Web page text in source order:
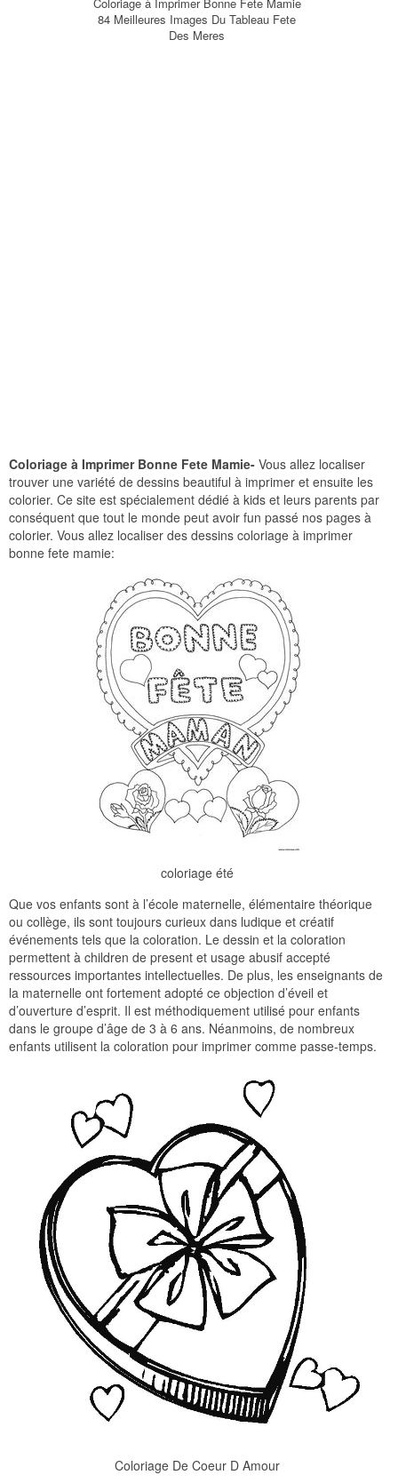
84 Meilleures Images Du Tableau Fete
Des Meres
Coloriage à Imprimer Bonne Fete Mamie- Vous allez localiser
trouver une variété de dessins beautiful à imprimer et ensuite les
colorier. Ce site est spécialement dédié à kids et leurs parents par
conséquent que tout le monde peut avoir fun passé nos pages à
colorier. Vous allez localiser des dessins coloriage à imprimer
bonne fete mamie:
coloriage été
Que vos enfants sont à l’école maternelle, élémentaire théorique
ou collège, ils sont toujours curieux dans ludique et créatif
événements tels que la coloration. Le dessin et la coloration
permettent à children de present et usage abusif accepté
ressources importantes intellectuelles. De plus, les enseignants de
la maternelle ont fortement adopté ce objection d’éveil et
d’ouverture d’esprit. Il est méthodiquement utilisé pour enfants
dans le groupe d’âge de 3 à 6 ans. Néanmoins, de nombreux
enfants utilisent la coloration pour imprimer comme passe-temps.
Coloriage De Coeur D Amour